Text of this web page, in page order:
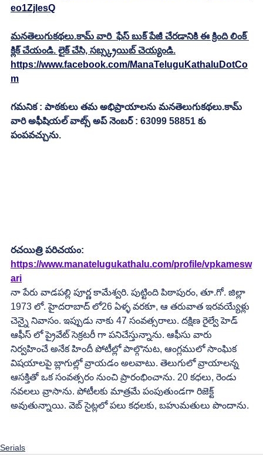
eo1ZjlesQ
మనతెలుగుకథలు.కామ్ వారి  ఫేస్ బుక్ పేజీ చేరడానికి ఈ క్రింది లింక్
క్లిక్ చేయండి. లైక్ చేసి, సబ్స్క్రయిబ్ చెయ్యండి.
https://www.facebook.com/ManaTeluguKathaluDotCo
m
గమనిక : పాఠకులు తమ అభిప్రాయాలను మనతెలుగుకథలు.కామ్
వారి అఫీషియల్ వాట్స్ అప్ నెంబర్ : 63099 58851 కు
పంపవచ్చును.
రచయిత్రి పరిచయం:
https://www.manatelugukathalu.com/profile/vpkamesw
ari
నా పేరు వాడపల్లి పూర్ణ కామేశ్వరి. పుట్టింది పిఠాపురం, తూ.గో. జిల్లా
1973 లో. హైదరాబాద్ లో26 ఏళ్ళ వరకూ, ఆ తరువాత ఇరవయ్యేళ్లు
చెన్నై నివాసం. ఇప్పుడు నాకు 47 సంవత్సరాలు. దక్షిణ రైల్వే హెడ్
ఆఫీస్ లో ప్రైవేట్ సెక్రటరీ గా పనిచేస్తున్నాను. ఆఫీసు వారు
నిర్వహించే అనేక హిందీ పోటీల్లో పాల్గొనుట, ఆంగ్లములో సాంఘిక
విషయాలపై బ్లాగుల్లో వ్రాయడం అలవాటు. తెలుగులో వ్రాయాలన్న
ఆసక్తితో ఒక సంవత్సరం నుంచి ప్రారంభించాను. 20 కధలు, రెండు
నవలలు వ్రాసాను. పోటీలకు మాత్రమే పంపుతుండగా రిజెక్ట్
అవుతున్నాయి. వెబ్ సైట్లలో పలు కధలకు, బహుమతులు పొందాను.
Serials